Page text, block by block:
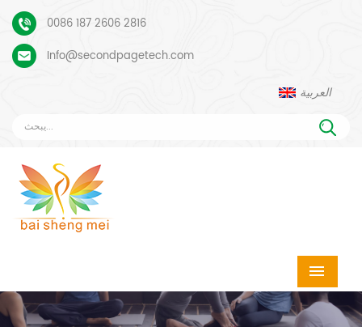
0086 187 2606 2816
Info@secondpagetech.com
العربية